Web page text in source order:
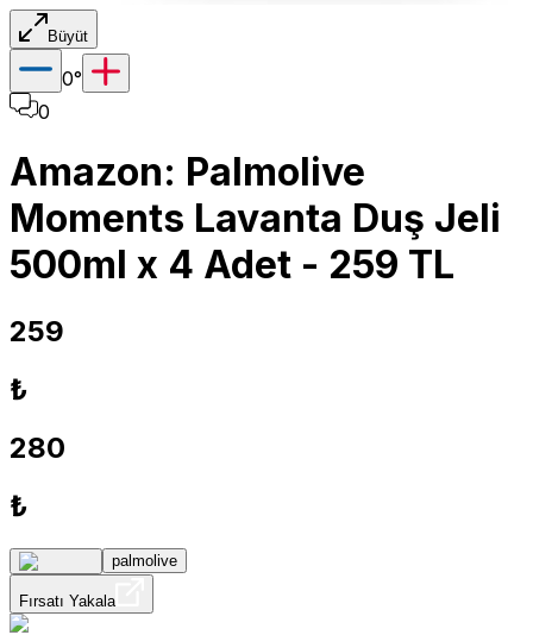
Büyüt
0°
0
Amazon: Palmolive
Moments Lavanta Duş Jeli
500ml x 4 Adet - 259 TL
259
₺
280
₺
palmolive
Fırsatı Yakala